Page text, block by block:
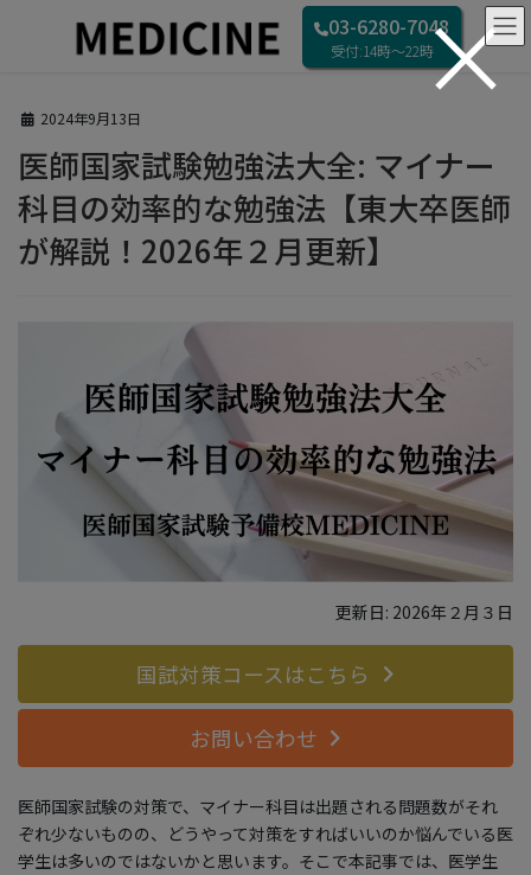
03-6280-7048
受付:14時〜22時
ブログ
医師国家試験勉強法大全: マイナー科目の効率的な勉強法【東大卒医師が解説！
2026年２月更新】
2024年9月13日
医師国家試験勉強法大全: マイナー
科目の効率的な勉強法【東大卒医師
が解説！2026年２月更新】
更新日: 2026年２月３日
国試対策コースはこちら
お問い合わせ
医師国家試験の対策で、マイナー科目は出題される問題数がそれ
ぞれ少ないものの、どうやって対策をすればいいのか悩んでいる医
学生は多いのではないかと思います。そこで本記事では、医学生
×